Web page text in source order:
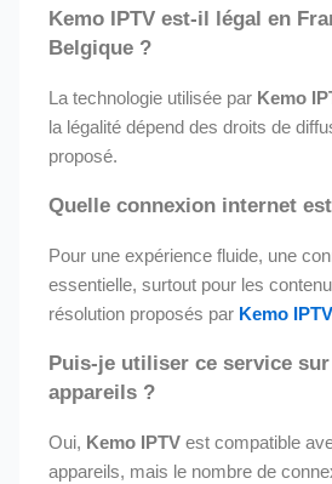
Kemo IPTV est-il légal en
Belgique ?
La technologie utilisée par Kemo
la légalité dépend des droits de
proposé.
Quelle connexion internet
Pour une expérience fluide, une
essentielle, surtout pour les
résolution proposés par Kemo IPTV
Puis-je utiliser ce service
appareils ?
Oui, Kemo IPTV est compatible
appareils, mais le nombre de